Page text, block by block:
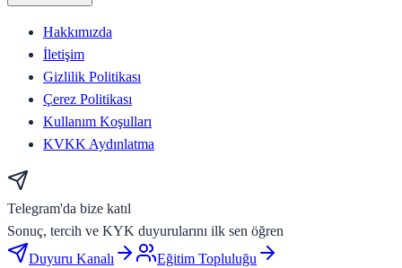
Hakkımızda
İletişim
Gizlilik Politikası
Çerez Politikası
Kullanım Koşulları
KVKK Aydınlatma
Telegram'da bize katıl
Sonuç, tercih ve KYK duyurularını ilk sen öğren
Duyuru Kanalı
Eğitim Topluluğu